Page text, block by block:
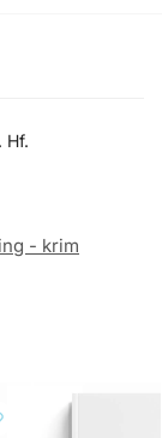
Hf.
- krim